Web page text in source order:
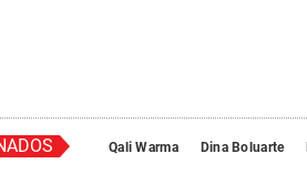
Qali Warma Dina Boluarte